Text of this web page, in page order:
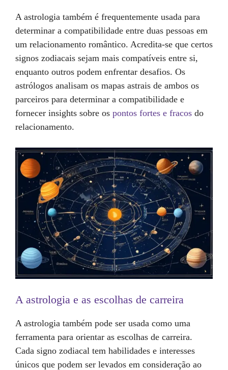
A astrologia também é frequentemente usada para
determinar a compatibilidade entre duas pessoas em
um relacionamento romântico. Acredita-se que certos
signos zodiacais sejam mais compatíveis entre si,
enquanto outros podem enfrentar desafios. Os
astrólogos analisam os mapas astrais de ambos os
parceiros para determinar a compatibilidade e
fornecer insights sobre os pontos fortes e fracos do
relacionamento.
A astrologia e as escolhas de carreira
A astrologia também pode ser usada como uma
ferramenta para orientar as escolhas de carreira.
Cada signo zodiacal tem habilidades e interesses
únicos que podem ser levados em consideração ao